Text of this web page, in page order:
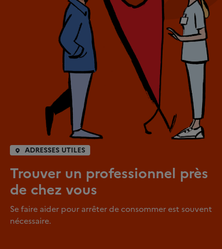
ADRESSES UTILES
Trouver un professionnel près
de chez vous
Se faire aider pour arrêter de consommer est souvent
nécessaire.